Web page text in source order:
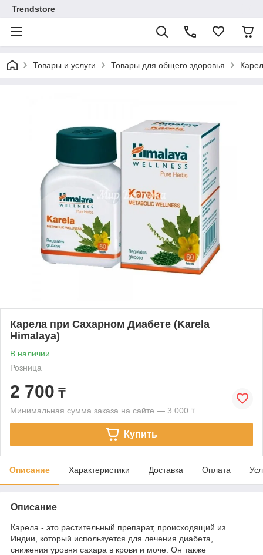
Trendstore
Товары и услуги Товары для общего здоровья
Карела при Сахарном Диабете (Karela
Himalaya)
В наличии
Розница
2 700 ₸
Минимальная сумма заказа на сайте — 3 000 ₸
Купить
Описание Характеристики Доставка Оплата
Описание
Карела - это растительный препарат, происходящий из
Индии, который используется для лечения диабета,
снижения уровня сахара в крови и моче. Он также